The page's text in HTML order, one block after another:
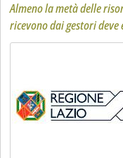
Almeno la metà delle
ricevono dai gestori